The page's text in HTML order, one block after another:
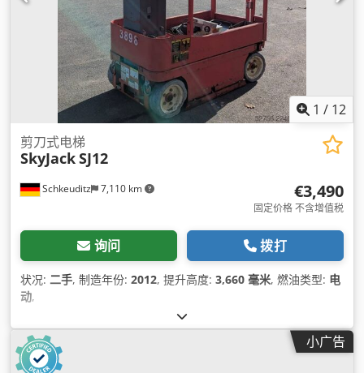
1 / 12
Schkeuditz 7,110 km
剪刀式电梯
SkyJackSJ12
€3,490
固定价格 不含增值税
询问 拨打
状况: 二手, 制造年份: 2012, 提升高度: 3,660 毫米, 燃油类型: 电
动,
小广告